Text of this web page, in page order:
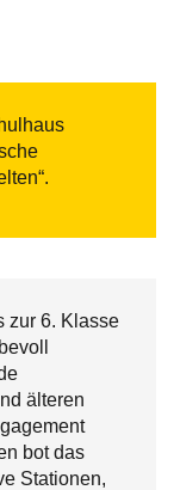
zur 6. Klasse
älteren
bot das
Stationen,